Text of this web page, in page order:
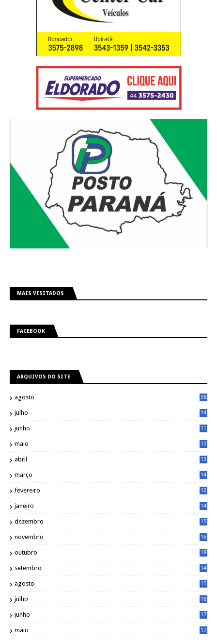
MAIS VISITADOS
FACEBOOK
ARQUIVOS DO SITE
agosto 38
julho
14
junho
11
maio
13
abril
13
março
14
fevereiro
12
janeiro
14
dezembro
15
novembro
16
outubro
18
setembro
14
agosto
15
julho
18
junho
17
maio
17